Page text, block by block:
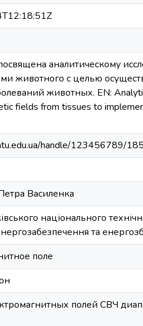
аналитическому
животного с целью
животных. EN:
fields from tissues to
handle/123456789/
Василенка
національного
та
поле
полей СВЧ